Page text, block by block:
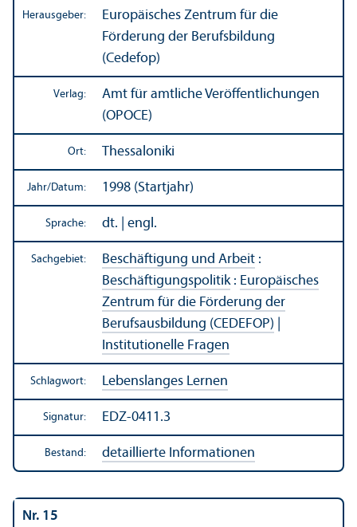
Herausgeber:
Europäisches Zentrum für die
Förderung der Berufsbildung
(Cedefop)
Verlag:
Amt für amtliche Veröffentlichungen
(OPOCE)
Ort: Thessaloniki
Jahr/Datum: 1998 (Startjahr)
Sprache: dt. | engl.
Sachgebiet: Beschäftigung und Arbeit :
Beschäftigungs­politik: Europäisches
Zentrum für die Förderung der
Berufsausbildung (CEDEFOP)
Institutionelle Fragen
Schlagwort: Lebens­langes Lernen
Signatur: EDZ-0411.3
Bestand: detaillierte Informationen
Nr. 15